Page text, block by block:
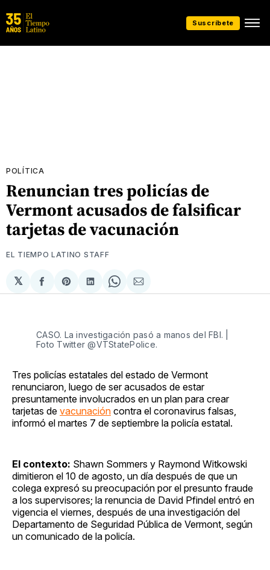
Suscríbete
POLÍTICA
Renuncian tres policías de
Vermont acusados de falsificar
tarjetas de vacunación
EL TIEMPO LATINO STAFF
𝕏
Compartir
en
Share
on
Compartir
en
Share
on
Compartir
via
CASO. La investigación pasó a manos del FBI. |
Foto Twitter @VTStatePolice.
Tres policías estatales del estado de Vermont
renunciaron, luego de ser acusados ​​de estar
presuntamente involucrados en un plan para crear
tarjetas de vacunación contra el coronavirus falsas,
informó el martes 7 de septiembre la policía estatal.
El contexto: Shawn Sommers y Raymond Witkowski
dimitieron el 10 de agosto, un día después de que un
colega expresó su preocupación por el presunto fraude
a los supervisores; la renuncia de David Pfindel entró en
vigencia el viernes, después de una investigación del
Departamento de Seguridad Pública de Vermont, según
un comunicado de la policía.